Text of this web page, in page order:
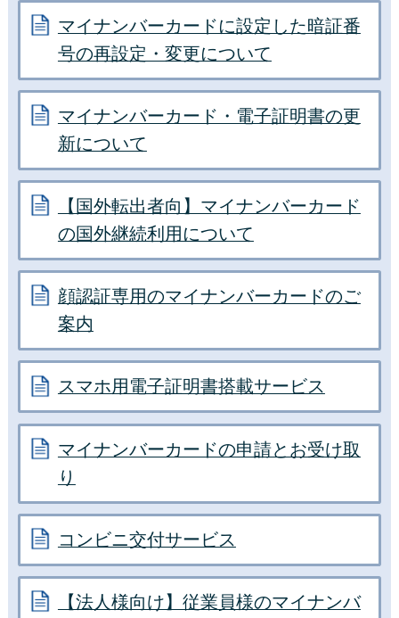
マイナンバーカードに設定した暗証番
号の再設定・変更について
マイナンバーカード・電子証明書の更
新について
【国外転出者向】マイナンバーカード
の国外継続利用について
顔認証専用のマイナンバーカードのご
案内
スマホ用電子証明書搭載サービス
マイナンバーカードの申請とお受け取
り
コンビニ交付サービス
【法人様向け】従業員様のマイナンバ